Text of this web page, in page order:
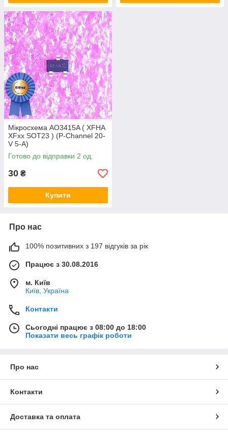
Мікросхема AO3415A ( XFHA
XFxx SOT23 ) (P-Channel 20-
V 5-A)
Готово до відправки 2 од.
30 ₴
Купити
Про нас
100% позитивних з 197 відгуків за рік
Працює з 30.08.2016
м. Київ
Київ, Україна
Контакти
Сьогодні працює з 08:00 до 18:00
Показати весь графік роботи
Про нас
Контакти
Доставка та оплата